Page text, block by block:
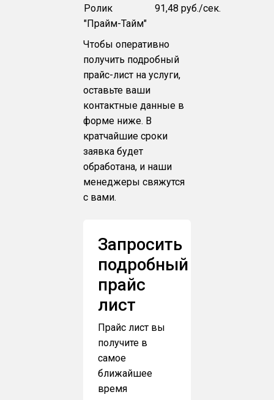
Ролик
"Прайм-Тайм"
91,48 руб./сек.
Чтобы оперативно
получить подробный
прайс-лист на услуги,
оставьте ваши
контактные данные в
форме ниже. В
кратчайшие сроки
заявка будет
обработана, и наши
менеджеры свяжутся
с вами.
Запросить
подробный
прайс
лист
Прайс лист вы
получите в
самое
ближайшее
время